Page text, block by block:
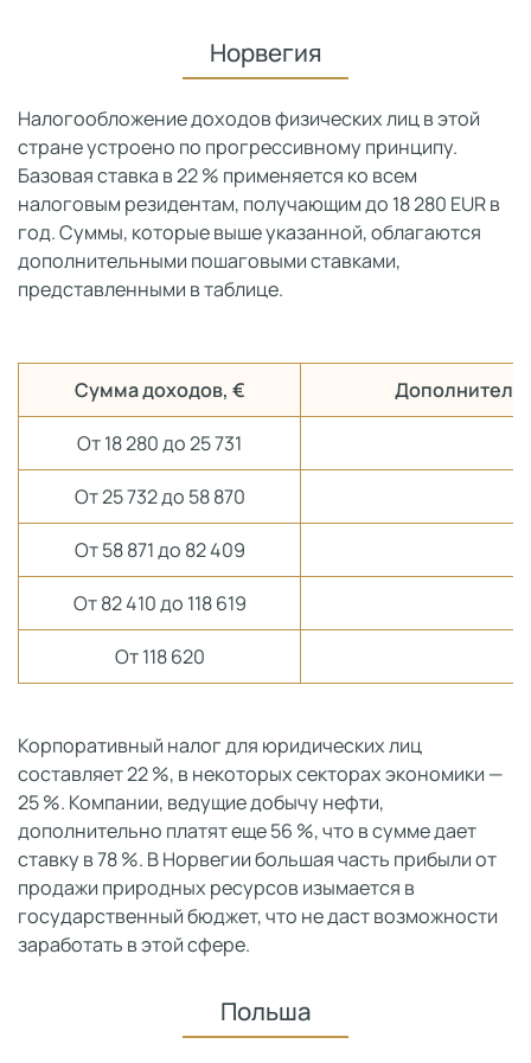
Норвегия
Налогообложение доходов физических лиц в этой
стране устроено по прогрессивному принципу.
Базовая ставка в 22 % применяется ко всем
налоговым резидентам, получающим до 18 280 EUR в
год. Суммы, которые выше указанной, облагаются
дополнительными пошаговыми ставками,
представленными в таблице.
Сумма доходов, €
От 18 280 до 25 731
От 25 732 до 58 870
От 58 871 до 82 409
От 82 410 до 118 619
От 118 620
Корпоративный налог для юридических лиц
составляет 22 %, в некоторых секторах экономики —
25 %. Компании, ведущие добычу нефти,
дополнительно платят еще 56 %, что в сумме дает
ставку в 78 %. В Норвегии большая часть прибыли от
продажи природных ресурсов изымается в
государственный бюджет, что не даст возможности
заработать в этой сфере.
Польша